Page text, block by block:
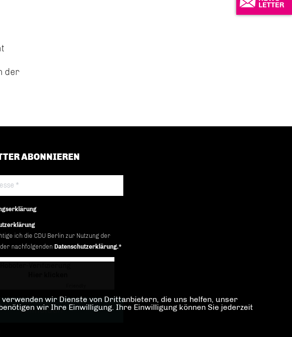
der
ABONNIEREN
ich die CDU Berlin zur Nutzung der
nachfolgenden Datenschutzerklärung.*
wir Dienste von Drittanbietern, die uns helfen, unser
wir Ihre Einwilligung. Ihre Einwilligung können Sie jederzeit